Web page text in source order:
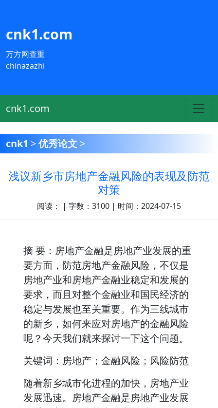
cnk1.com
万方网查重
chinazazhi
cnk1.com
cnk1 >优秀论文 >
浅议新乡市房地产金融风险的表现及防范
对策
阅读： | 字数：3100 | 时间：2024-07-15
摘 要：房地产金融是房地产业发展的重
要方面，防范房地产金融风险，不仅是
房地产业和房地产金融业稳定和发展的
要求，而且对整个金融业和国民经济的
稳定与发展也至关重要。作为三线城市
的新乡，如何来应对房地产的金融风险
呢？今天我们就来探讨一下这个问题。
关键词：房地产；金融风险；风险防范
随着新乡城市化进程的加快，房地产业
发展迅速。房地产金融是房地产业发展